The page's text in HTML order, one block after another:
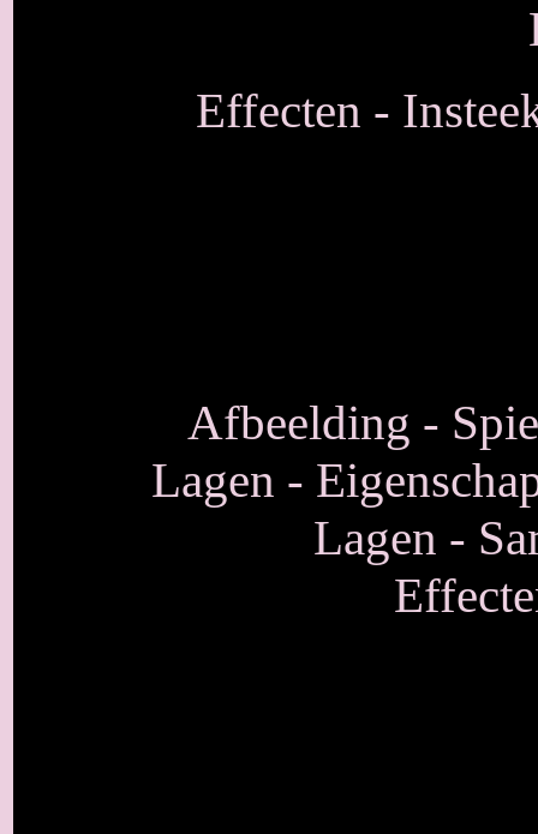
Effecten -
Afbeelding -
Lagen -
Lagen -